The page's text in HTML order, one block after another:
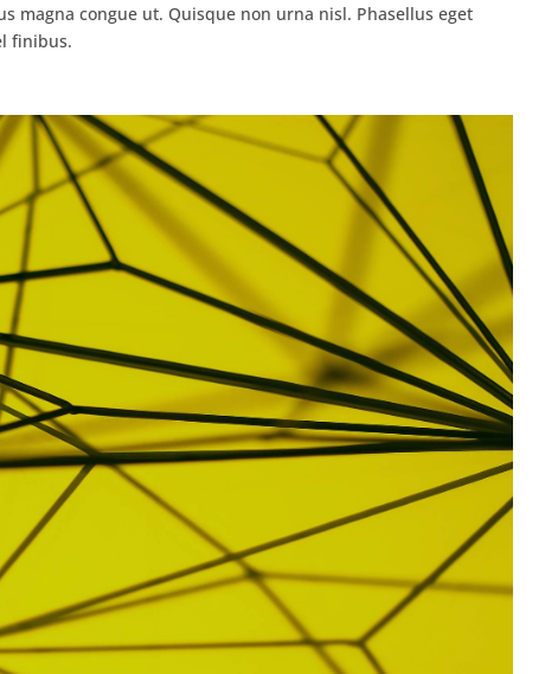
magna congue ut. Quisque non urna nisl. Phasellus eget
finibus.